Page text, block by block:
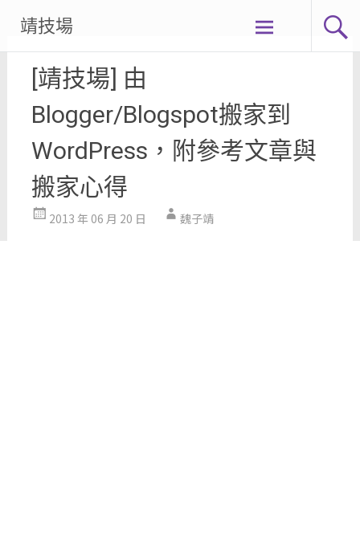
content
靖技場
[靖技場] 由
Blogger/Blogspot搬家到
WordPress，附參考文章與
搬家心得
2013 年 06 月 20 日 魏子靖